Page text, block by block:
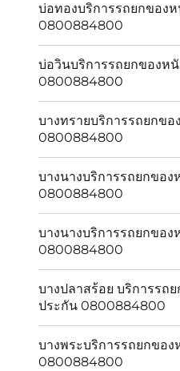
บ่อทองบริการรถยกของ
0800884800
บ่อวินบริการรถยกของห
0800884800
บางทรายบริการรถยกข
0800884800
บางนางบริการรถยกขอ
0800884800
บางนางบริการรถยกขอ
0800884800
บางปลาสร้อย บริการรถ
ประกัน 0800884800
บางพระบริการรถยกขอ
0800884800